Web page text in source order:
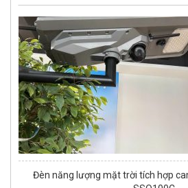
Đèn năng lượng mặt trời tích hợp
Liên hệ